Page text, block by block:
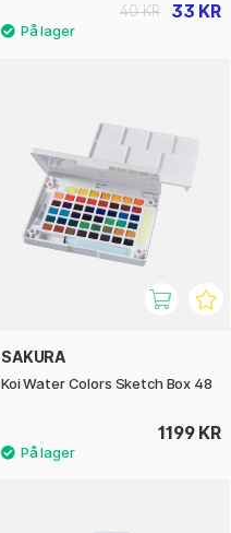
33 KR
40 KR
SAKURA
Koi Water Colors Sketch Box 48
1199 KR